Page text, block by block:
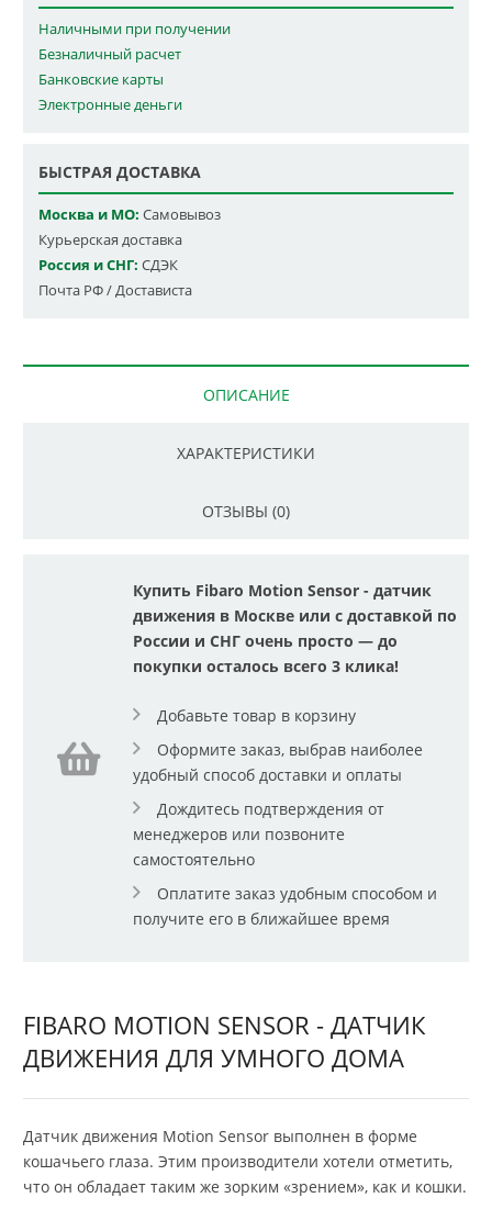
Наличными при получении
Безналичный расчет
Банковские карты
Электронные деньги
БЫСТРАЯ ДОСТАВКА
Москва и МО: Самовывоз
Курьерская доставка
Россия и СНГ: СДЭК
Почта РФ / Достависта
ОПИСАНИЕ
ХАРАКТЕРИСТИКИ
ОТЗЫВЫ (0)
Купить Fibaro Motion Sensor - датчик
движения в Москве или с доставкой по
России и СНГ очень просто — до
покупки осталось всего 3 клика!
Добавьте товар в корзину
Оформите заказ, выбрав наиболее
удобный способ доставки и оплаты
Дождитесь подтверждения от
менеджеров или позвоните
самостоятельно
Оплатите заказ удобным способом и
получите его в ближайшее время
FIBARO MOTION SENSOR - ДАТЧИК
ДВИЖЕНИЯ ДЛЯ УМНОГО ДОМА
Датчик движения Motion Sensor выполнен в форме
кошачьего глаза. Этим производители хотели отметить,
что он обладает таким же зорким «зрением», как и кошки.